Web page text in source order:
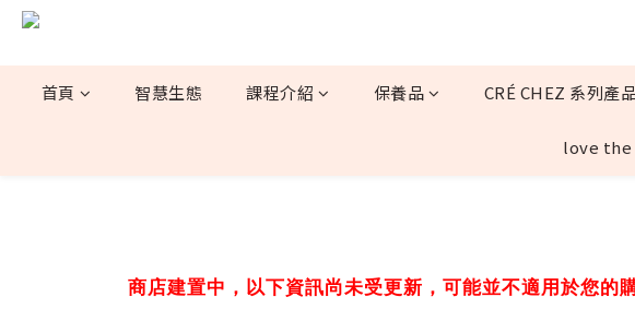
首頁 智慧生態 課程介紹 保養品 CRÉ CHEZ 系列產
love the
商店建置中，以下資訊尚未受更新，可能並不適用於您的